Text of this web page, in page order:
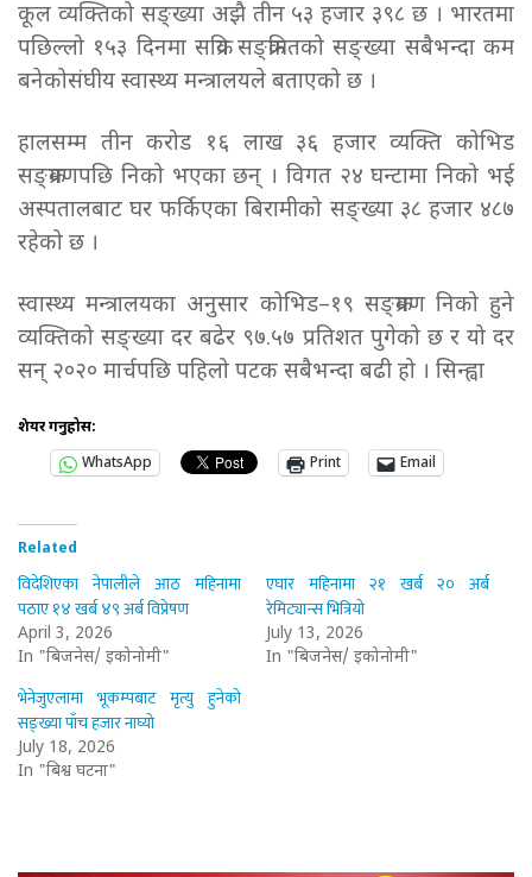
कूल व्यक्तिको सङ्ख्या अझै तीन ५३ हजार ३९८ छ । भारतमा
पछिल्लो १५३ दिनमा सक्रिय सङ्क्रमितको सङ्ख्या सबैभन्दा कम
बनेकोसंघीय स्वास्थ्य मन्त्रालयले बताएको छ ।
हालसम्म तीन करोड १६ लाख ३६ हजार व्यक्ति कोभिड
सङ्क्रमणपछि निको भएका छन् । विगत २४ घन्टामा निको भई
अस्पतालबाट घर फर्किएका बिरामीको सङ्ख्या ३८ हजार ४८७
रहेको छ ।
स्वास्थ्य मन्त्रालयका अनुसार कोभिड–१९ सङ्क्रमण निको हुने
व्यक्तिको सङ्ख्या दर बढेर ९७.५७ प्रतिशत पुगेको छ र यो दर
सन् २०२० मार्चपछि पहिलो पटक सबैभन्दा बढी हो । सिन्ह्वा
शेयर गर्नुहोस:
WhatsApp
Print Email
Related
विदेशिएका नेपालीले आठ महिनामा
पठाए १४ खर्ब ४९ अर्ब विप्रेषण
April 3, 2026
In "बिजनेस/ इकोनोमी"
एघार महिनामा २१ खर्ब २० अर्ब
रेमिट्यान्स भित्रियो
July 13, 2026
In "बिजनेस/ इकोनोमी"
भेनेजुएलामा भूकम्पबाट मृत्यु हुनेको
सङ्ख्या पाँच हजार नाघ्यो
July 18, 2026
In "बिश्व घटना"